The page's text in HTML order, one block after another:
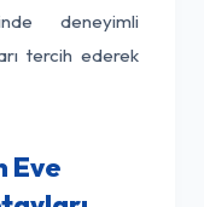
deneyimli
tercih ederek
Eve